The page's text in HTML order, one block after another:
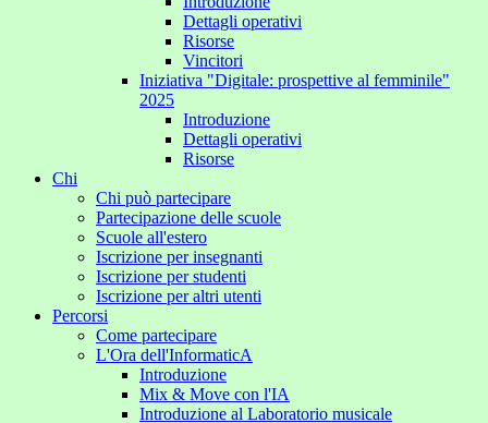
Dettagli operativi
Risorse
Vincitori
Iniziativa "Digitale: prospettive al femminile"
2025
Introduzione
Dettagli operativi
Risorse
Chi
Chi può partecipare
Partecipazione delle scuole
Scuole all'estero
Iscrizione per insegnanti
Iscrizione per studenti
Iscrizione per altri utenti
Percorsi
Come partecipare
L'Ora dell'InformaticA
Introduzione
Mix & Move con l'IA
Introduzione al Laboratorio musicale